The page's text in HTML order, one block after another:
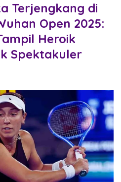
Terjengkang di
Open 2025:
Heroik
Spektakuler